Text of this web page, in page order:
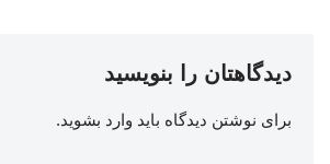
دیدگاهتان را بنویسید
برای نوشتن دیدگاه باید وارد بشوید.